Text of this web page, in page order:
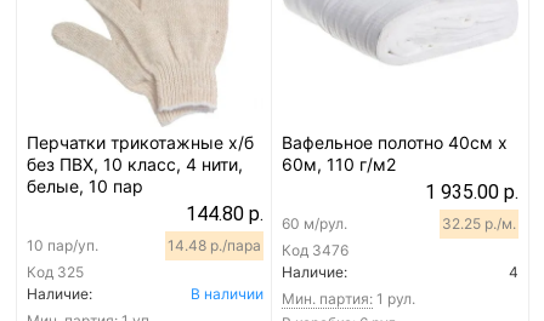
Перчатки трикотажные х/б
без ПВХ, 10 класс, 4 нити,
белые, 10 пар
144.80 р.
Код 325
10 пар/уп. 14.48 р./пара
Наличие:
В наличии
Вафельное полотно 40см х
60м, 110 г/м2
1 935.00 р.
Код 3476
60 м/рул. 32.25 р./м.
Наличие:
4
Мин. партия: 1 рул.